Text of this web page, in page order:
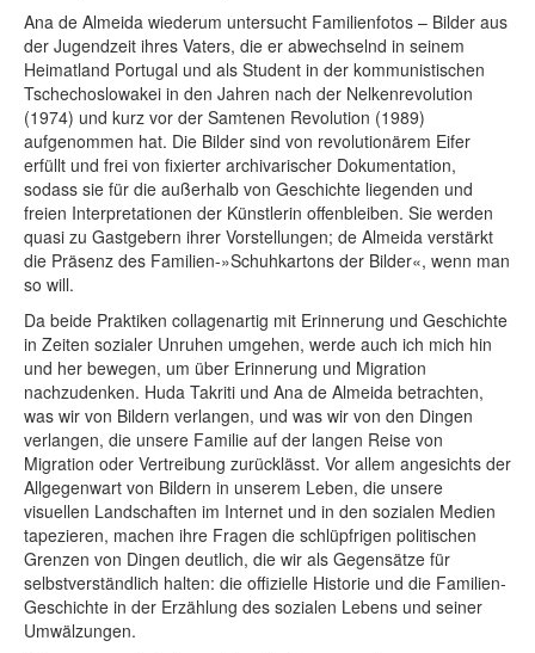
Ana de Almeida wiederum untersucht Familienfotos – Bilder aus
der Jugendzeit ihres Vaters, die er abwechselnd in seinem
Heimatland Portugal und als Student in der kommunistischen
Tschechoslowakei in den Jahren nach der Nelkenrevolution
(1974) und kurz vor der Samtenen Revolution (1989)
aufgenommen hat. Die Bilder sind von revolutionärem Eifer
erfüllt und frei von fixierter archivarischer Dokumentation,
sodass sie für die außerhalb von Geschichte liegenden und
freien Interpretationen der Künstlerin offenbleiben. Sie werden
quasi zu Gastgebern ihrer Vorstellungen; de Almeida verstärkt
die Präsenz des Familien-»Schuhkartons der Bilder«, wenn man
so will.
Da beide Praktiken collagenartig mit Erinnerung und Geschichte
in Zeiten sozialer Unruhen umgehen, werde auch ich mich hin
und her bewegen, um über Erinnerung und Migration
nachzudenken. Huda Takriti und Ana de Almeida betrachten,
was wir von Bildern verlangen, und was wir von den Dingen
verlangen, die unsere Familie auf der langen Reise von
Migration oder Vertreibung zurücklässt. Vor allem angesichts der
Allgegenwart von Bildern in unserem Leben, die unsere
visuellen Landschaften im Internet und in den sozialen Medien
tapezieren, machen ihre Fragen die schlüpfrigen politischen
Grenzen von Dingen deutlich, die wir als Gegensätze für
selbstverständlich halten: die offizielle Historie und die Familien-
Geschichte in der Erzählung des sozialen Lebens und seiner
Umwälzungen.